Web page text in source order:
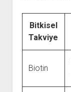
Bitkisel
Takviye
Biotin